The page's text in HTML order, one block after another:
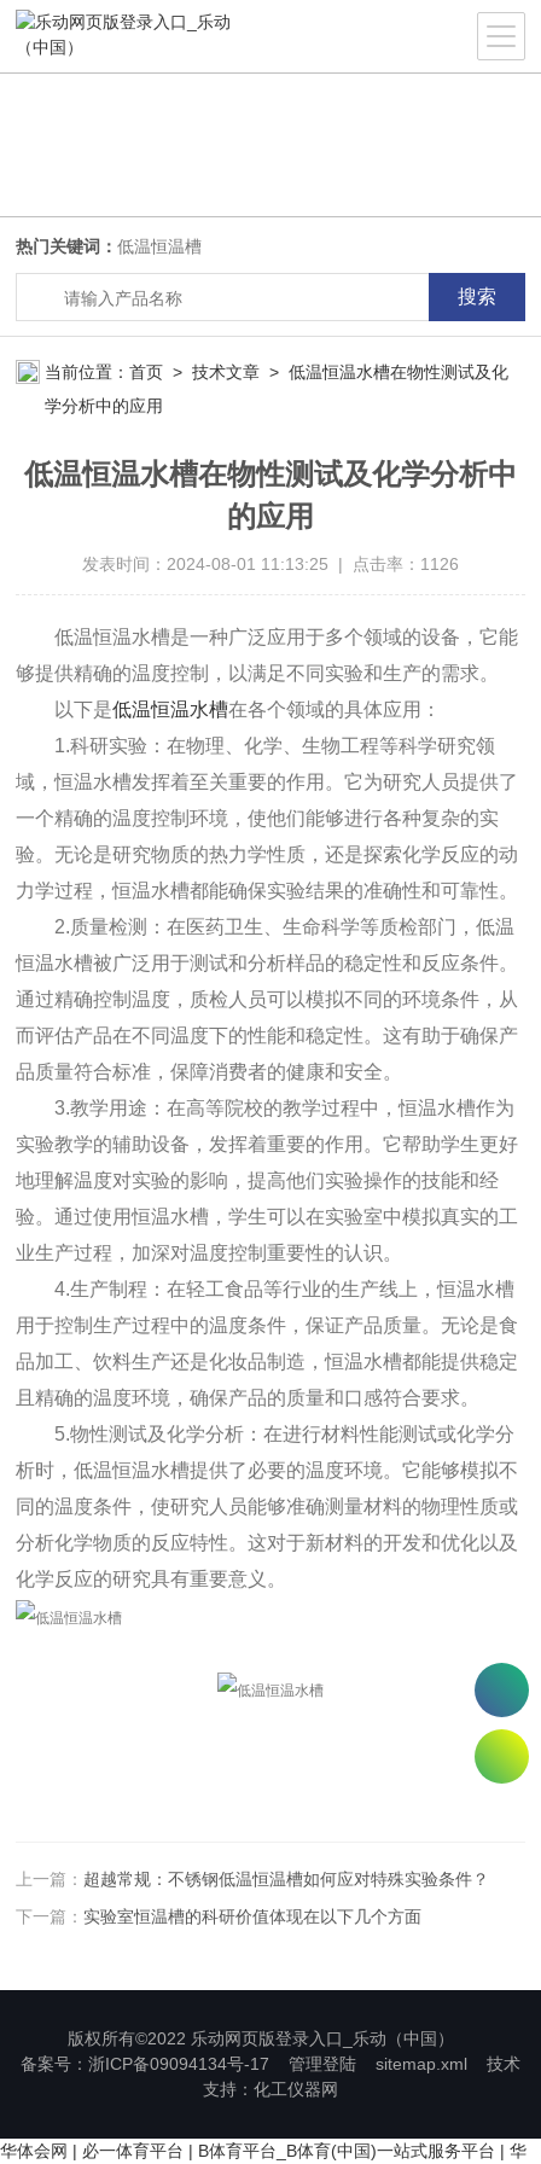
热门关键词：低温恒温槽
当前位置：首页 >技术文章 > 低温恒温水槽在物性测试及化
学分析中的应用
低温恒温水槽在物性测试及化学分析中
的应用
发表时间：2024-08-01 11:13:25 | 点击率：1126
低温恒温水槽是一种广泛应用于多个领域的设备，它能
够提供精确的温度控制，以满足不同实验和生产的需求。
以下是低温恒温水槽在各个领域的具体应用：
1.科研实验：在物理、化学、生物工程等科学研究领
域，恒温水槽发挥着至关重要的作用。它为研究人员提供了
一个精确的温度控制环境，使他们能够进行各种复杂的实
验。无论是研究物质的热力学性质，还是探索化学反应的动
力学过程，恒温水槽都能确保实验结果的准确性和可靠性。
2.质量检测：在医药卫生、生命科学等质检部门，低温
恒温水槽被广泛用于测试和分析样品的稳定性和反应条件。
通过精确控制温度，质检人员可以模拟不同的环境条件，从
而评估产品在不同温度下的性能和稳定性。这有助于确保产
品质量符合标准，保障消费者的健康和安全。
3.教学用途：在高等院校的教学过程中，恒温水槽作为
实验教学的辅助设备，发挥着重要的作用。它帮助学生更好
地理解温度对实验的影响，提高他们实验操作的技能和经
验。通过使用恒温水槽，学生可以在实验室中模拟真实的工
业生产过程，加深对温度控制重要性的认识。
4.生产制程：在轻工食品等行业的生产线上，恒温水槽
用于控制生产过程中的温度条件，保证产品质量。无论是食
品加工、饮料生产还是化妆品制造，恒温水槽都能提供稳定
且精确的温度环境，确保产品的质量和口感符合要求。
5.物性测试及化学分析：在进行材料性能测试或化学分
析时，低温恒温水槽提供了必要的温度环境。它能够模拟不
同的温度条件，使研究人员能够准确测量材料的物理性质或
分析化学物质的反应特性。这对于新材料的开发和优化以及
化学反应的研究具有重要意义。
上一篇： 超越常规：不锈钢低温恒温槽如何应对特殊实验条件？
下一篇： 实验室恒温槽的科研价值体现在以下几个方面
版权所有©2022 乐动网页版登录入口_乐动（中国）
备案号：浙ICP备09094134号-17
管理登陆 sitemap.xml技术
支持： 化工仪器网
华体会网 | 必一体育平台 | B体育平台_B体育(中国)一站式服务平台 | 华